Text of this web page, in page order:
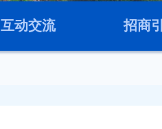
互动交流 招商